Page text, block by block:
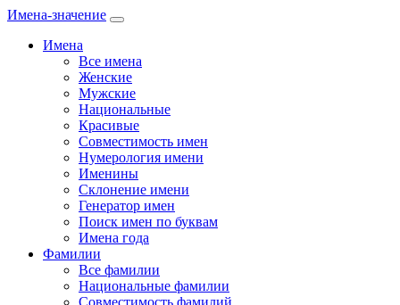
Имена-значение
Имена
Все имена
Женские
Мужские
Национальные
Красивые
Совместимость имен
Нумерология имени
Именины
Склонение имени
Генератор имен
Поиск имен по буквам
Имена года
Фамилии
Все фамилии
Национальные фамилии
Совместимость фамилий